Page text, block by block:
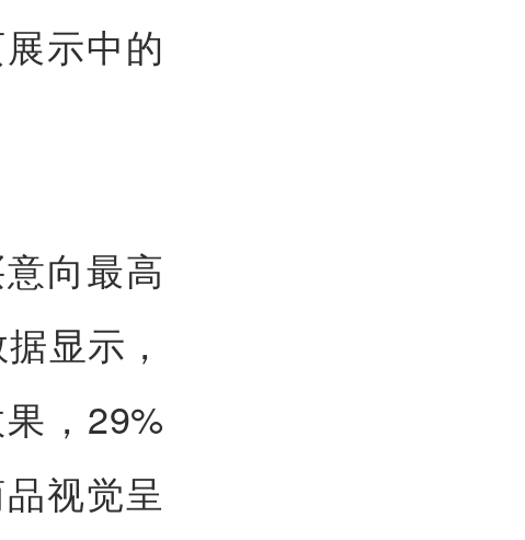
示中的
向最高
显示，
，29%
视觉呈